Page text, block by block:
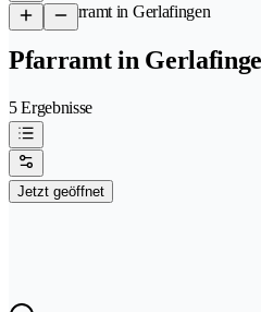
/Pfarramt in Gerlafingen
Pfarramt in
5 Ergebnisse
Jetzt geöffnet